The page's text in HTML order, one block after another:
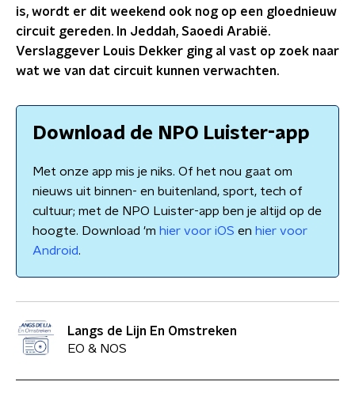
is, wordt er dit weekend ook nog op een gloednieuw
circuit gereden. In Jeddah, Saoedi Arabië.
Verslaggever Louis Dekker ging al vast op zoek naar
wat we van dat circuit kunnen verwachten.
Download de NPO Luister-app
Met onze app mis je niks. Of het nou gaat om
nieuws uit binnen- en buitenland, sport, tech of
cultuur; met de NPO Luister-app ben je altijd op de
hoogte. Download 'm hier voor iOS en hier voor
Android.
Langs de Lijn En Omstreken
EO & NOS